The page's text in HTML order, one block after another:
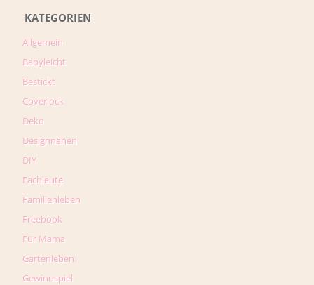
KATEGORIEN
Allgemein
Babyleicht
Bestickt
Coverlock
Deko
Designnähen
DIY
Fachleute
Familienleben
Freebook
Für Mama
Gartenleben
Gewinnspiel